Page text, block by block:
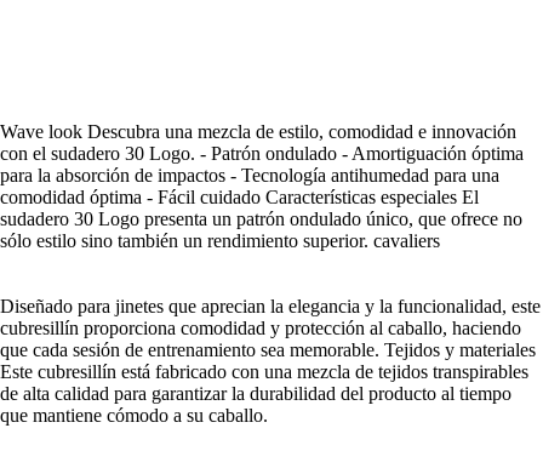
Wave look Descubra una mezcla de estilo, comodidad e innovación
con el sudadero 30 Logo. - Patrón ondulado - Amortiguación óptima
para la absorción de impactos - Tecnología antihumedad para una
comodidad óptima - Fácil cuidado Características especiales El
sudadero 30 Logo presenta un patrón ondulado único, que ofrece no
sólo estilo sino también un rendimiento superior. cavaliers
Diseñado para jinetes que aprecian la elegancia y la funcionalidad, este
cubresillín proporciona comodidad y protección al caballo, haciendo
que cada sesión de entrenamiento sea memorable. Tejidos y materiales
Este cubresillín está fabricado con una mezcla de tejidos transpirables
de alta calidad para garantizar la durabilidad del producto al tiempo
que mantiene cómodo a su caballo.